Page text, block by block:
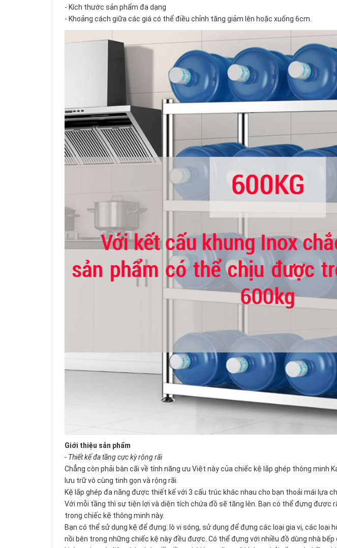
- Kích thước sản phẩm đa dạng
- Khoảng cách giữa các giá có thể điều chỉnh tăng giảm lên hoặc xuống 6cm.
Giới thiệu sản phẩm
- Thiết kế đa tầng cực kỳ rộng rãi
Chẳng còn phải bàn cãi về tính năng ưu Việt này của chiếc kệ lắp ghép thông minh
lưu trữ vô cùng tinh gọn và rộng rãi.
Kệ lắp ghép đa năng được thiết kế với 3 cấu trúc khác nhau cho bạn thoải mái lựa
Với mỗi tầng thì sự tiện lợi và diện tích chứa đồ sẽ tăng lên. Bạn có thể đựng được
trong chiếc kệ thông minh này.
Bạn có thể sử dụng kệ để đựng: lò vi sóng, sử dụng để đựng các loại gia vị, các loại
nồi bên trong những chiếc kệ này đều được. Có thể đựng với nhiều đồ dùng nhà